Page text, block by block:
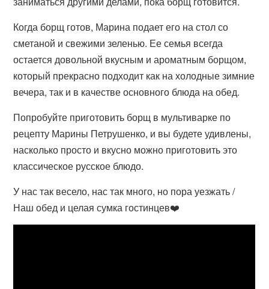
Когда борщ готов, Марина подает его на стол со
сметаной и свежими зеленью. Ее семья всегда
остается довольной вкусным и ароматным борщом,
который прекрасно подходит как на холодные зимние
вечера, так и в качестве основного блюда на обед.
Попробуйте приготовить борщ в мультиварке по
рецепту Марины Петрушенко, и вы будете удивлены,
насколько просто и вкусно можно приготовить это
классическое русское блюдо.
У нас так весело, нас так много, но пора уезжать /
Наш обед и целая сумка гостинцев❤️